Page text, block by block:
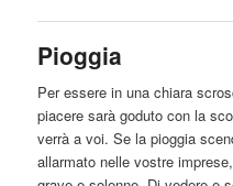
Pioggia
Peressere in una chiara
piacere sarà goduto con la
verrà a voi. Se la pioggia
allarmato nelle vostre